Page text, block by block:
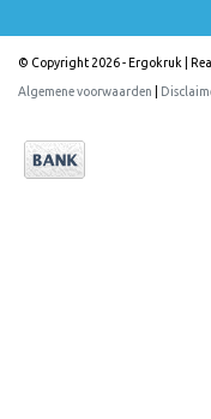
© Copyright 2026 - Ergokruk |
Algemene voorwaarden